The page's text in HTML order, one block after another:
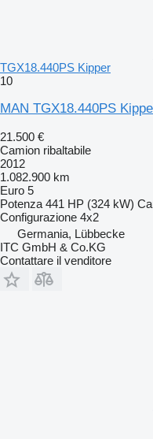
TGX18.440PS Kipper
10
MAN TGX18.440PS
21.500 €
Camion ribaltabile
2012
1.082.900 km
Euro 5
Potenza 441 HP (324 kW)
Configurazione 4x2
Germania, Lübbecke
ITC GmbH & Co.KG
Contattare il venditore